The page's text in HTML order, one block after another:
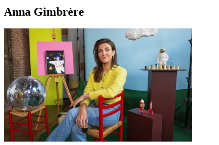
Anna Gimbrère